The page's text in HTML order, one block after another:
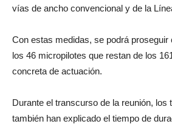
vías de ancho convencional y de la
Con estas medidas, se podrá proseguir
los 46 micropilotes que restan de los
concreta de actuación.
Durante el transcurso de la reunión, los
también han explicado el tiempo de